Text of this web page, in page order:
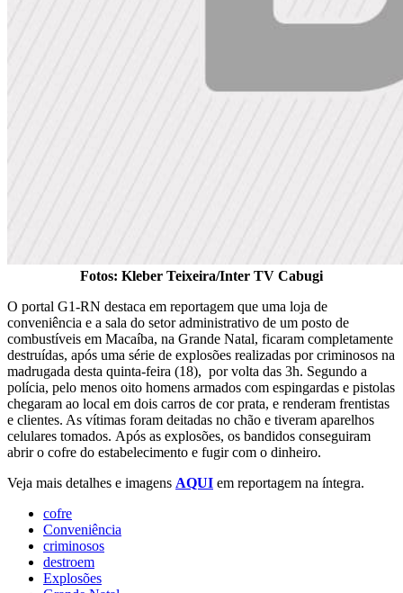
Fotos: Kleber Teixeira/Inter TV Cabugi
O portal G1-RN destaca em reportagem que uma loja de
conveniência e a sala do setor administrativo de um posto de
combustíveis em Macaíba, na Grande Natal, ficaram completamente
destruídas, após uma série de explosões realizadas por criminosos na
madrugada desta quinta-feira (18), por volta das 3h. Segundo a
polícia, pelo menos oito homens armados com espingardas e pistolas
chegaram ao local em dois carros de cor prata, e renderam frentistas
e clientes. As vítimas foram deitadas no chão e tiveram aparelhos
celulares tomados. Após as explosões, os bandidos conseguiram
abrir o cofre do estabelecimento e fugir com o dinheiro.
Veja mais detalhes e imagens AQUI em reportagem na íntegra.
cofre
Conveniência
criminosos
destroem
Explosões